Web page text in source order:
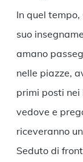
In quel
suo
amano
nelle piazze,
primi posti nei
vedove e
riceveranno
Seduto di